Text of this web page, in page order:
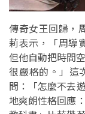
傳奇女王回歸，
莉表示，「周導
但他自動把時間
很嚴格的。」這
問：「怎麼不去
地爽朗性格回應